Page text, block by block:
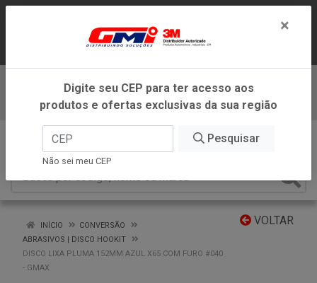
ATENDIMENTO DENTRO DO ESTADO DE
MINAS GERAIS.
Baixe já nosso APP
VOLTAR
INÍCIO
CONVERSÃO
ABRASIVOS | DISCO HOOKIT
DISCO LIXA PLUMA 152MM AZUL X65 COM FURO #040
- GMAX
×
Digite seu CEP para ter acesso aos
produtos e ofertas exclusivas da sua região
Pesquisar
Não sei meu CEP